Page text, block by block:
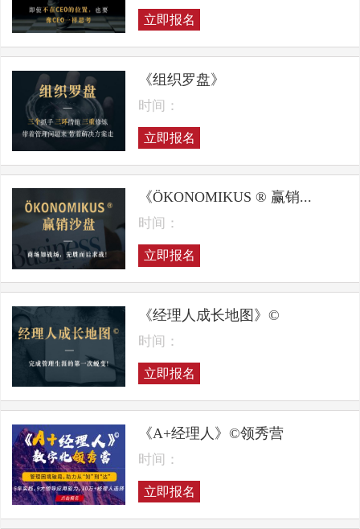
立即报名
《组织罗盘》
时间：
立即报名
《ÖKONOMIKUS ® 赢销...
时间：
立即报名
《经理人成长地图》©
时间：
立即报名
《A+经理人》©领秀营
时间：
立即报名